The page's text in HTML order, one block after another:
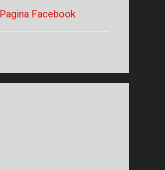
Pagina Facebook